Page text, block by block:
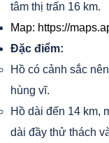
tâm thị trấn 16 km.
Map: https://
Đặc điểm:
Hồ có cảnh sắc
hùng vĩ.
Hồ dài đến 14 km,
dài đầy thử thách